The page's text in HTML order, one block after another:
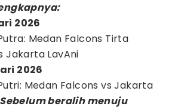
2026
Medan Falcons Tirta
Jakarta LavAni
2026
Medan Falcons vs Jakarta
Sebelum beralih menuju